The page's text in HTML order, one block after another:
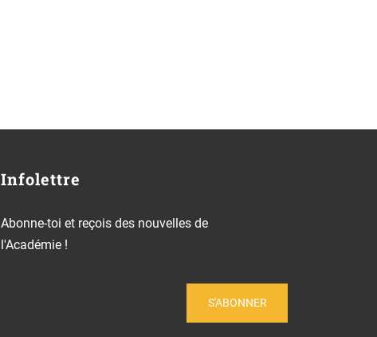
Infolettre
Abonne-toi et reçois des nouvelles de
l'Académie !
S'ABONNER